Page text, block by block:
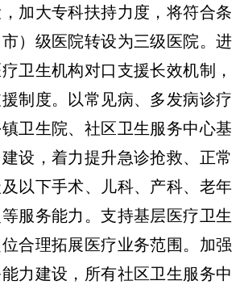
加大专科扶持力度，将符合条
）级医院转设为三级医院。进
卫生机构对口支援长效机制，
制度。以常见病、多发病诊疗
卫生院、社区卫生服务中心基
设，着力提升急诊抢救、正常
以下手术、儿科、产科、老年
服务能力。支持基层医疗卫生
合理拓展医疗业务范围。加强
力建设，所有社区卫生服务中